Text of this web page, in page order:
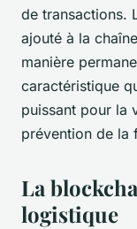
de transactions.
ajouté à la
manière
caractéristique
puissant pour la
prévention de la
La
logistique